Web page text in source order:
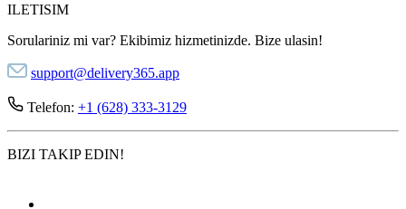
ILETISIM
Sorulariniz mi var? Ekibimiz hizmetinizde. Bize ulasin!
support@delivery365.app
Telefon: +1 (628) 333-3129
BIZI TAKIP EDIN!